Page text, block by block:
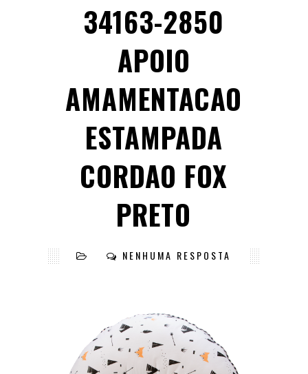
34163-2850
APOIO
AMAMENTACAO
ESTAMPADA
CORDAO FOX
PRETO
NENHUMA RESPOSTA